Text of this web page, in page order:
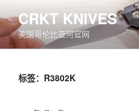
至
内
容
CRKT KNIVES
美国哥伦比亚河官网
标签：R3802K